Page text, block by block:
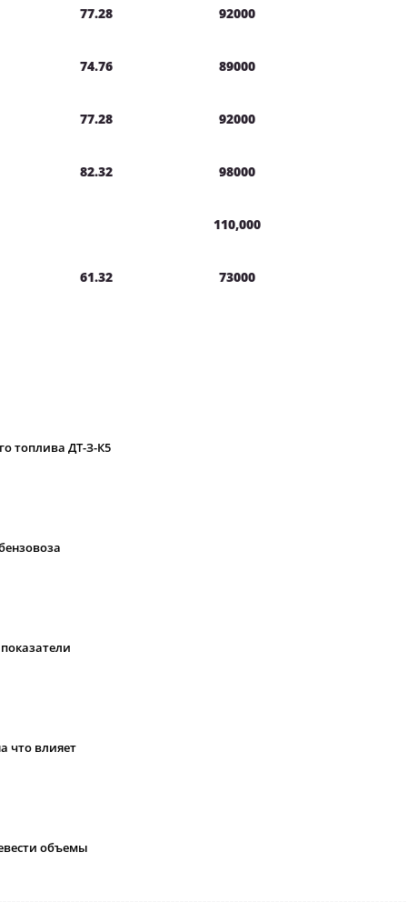
77.28 92000
74.76 89000
77.28 92000
82.32 98000
110,000
61.32 73000
топлива ДТ-З-К5
что влияет
объемы